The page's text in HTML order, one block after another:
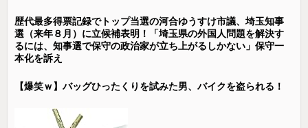
歴代最多得票記録でトップ当選の河合ゆうすけ市議、埼玉知事
選（来年８月）に立候補表明！「埼玉県の外国人問題を解決す
るには、知事選で保守の政治家が立ち上がるしかない」保守一
本化を訴え
【爆笑ｗ】バッグひったくりを試みた男、バイクを盗られる！